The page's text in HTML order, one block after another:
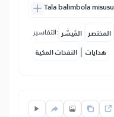
Tala balimbola misusu
التفاسير: المُيسَّر المختصر
النفحات المكية | هدايات